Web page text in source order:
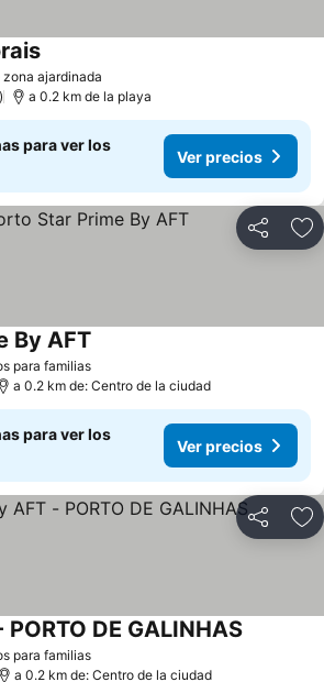
zona ajardinada
Ver precios
a 0.2 km de la playa
para ver los
Ver precios
Compartir
para familiasVer precios
By AFT
a 0.2 km de: Centro de la ciudad
para ver los
Ver precios
Compartir
para familiasVer precios
DE GALINHAS
a 0.2 km de: Centro de la ciudad